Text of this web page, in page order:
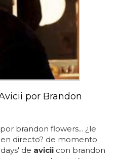
por Brandon
por brandon flowers... ¿le
directo? de momento
de avicii con brandon